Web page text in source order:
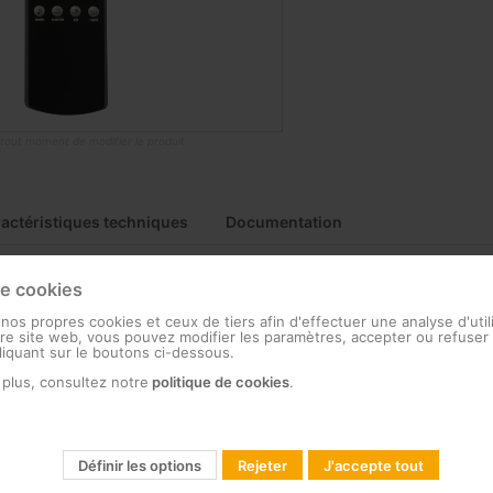
techniques Documentation
ergonomique
téléviseurs LG ou Samsung
cookies
propres cookies et ceux de tiers afin d'effectuer une analyse
site web, vous pouvez modifier les paramètres, accepter ou refuser
sur le boutons ci-dessous.
consultez notre politique de cookies.
Définir les options Rejeter J'accepte tout